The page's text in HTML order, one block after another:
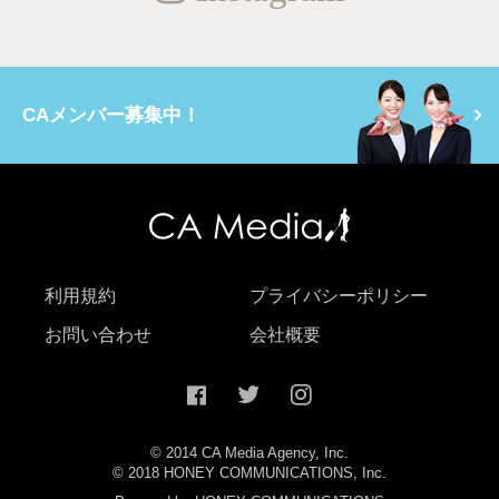
CAメンバー募集中！
利用規約 プライバシーポリシー
お問い合わせ 会社概要
© 2014 CA Media Agency, Inc.
© 2018 HONEY COMMUNICATIONS, Inc.